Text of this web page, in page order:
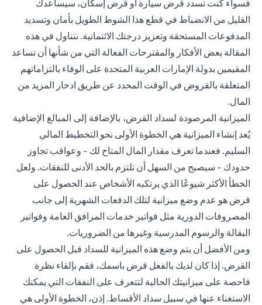
فسواء كنت تسدد قرض سيارة أو قرض إسكان، سيساعدك
القليل من الانضباط في قطع هذا الشوط الطويل بأمان وتسديد
المدفوعات المستحقة وتعزيز درجتك الائتمانية. نتناول في هذه
المقالة بعض الأفكار والمقترحات الفعالة التي من شأنها أن تساعد
المقيمين بدولة الإمارات العربية المتحدة على الوفاء بالتزاماتهم
المتعلقة بالقروض في الوقت المحدد عن طريق ادخار المزيد من
المال.
الميزانية المرصودة لسداد القرض، بالإضافة إلى المبالغ الإضافية
يُعد إنشاء الميزانية هي الخطوة الأولى نحو التخطيط المالي
السليم. فعندما تعرف مقدار المال المتاح لك - وعواقب تجاوز
حدودك - سيصبح من السهل أن تلتزم بالحد الأدنى للنفقات. ولعل
الخطأ الأكثر شيوعًا الذي يرتكبه الأشخاص عند الحصول على
قرض هو عدم وضع ميزانية لتلك الدفعات الشهرية إلى جانب
المصروفات الدورية مثل فواتير خدمات المرافق العامة وفواتير
البقالة والرسوم المدرسية وغيرها من الضروريات.
ومن الأفضل أن يتم وضع هذه الميزانية للسداد قبل الحصول على
القرض. إذا كان لديك بالفعل قرض باسمك، فقم بإلقاء نظرة
فاحصة على ميزانيتك الحالية لتتعرف على النفقات التي يمكنك
الاستغناء عنها في سبيل سداد الأقساط. إذن، الخطوة الأولى هي